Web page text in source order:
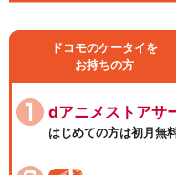
ドコモのケータイを
お持ちの方
dアニメストアサ
はじめての方は初月無